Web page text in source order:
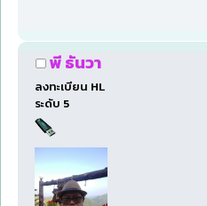
พี ธันวา
ลงทะเบียน HL
ระดับ 5